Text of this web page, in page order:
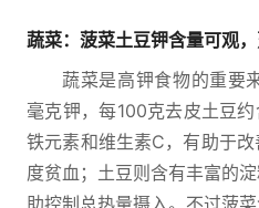
蔬菜：菠菜土豆钾含量可观
蔬菜是高钾食物的重要
毫克钾，每100克去皮土豆
铁元素和维生素C，有助于
度贫血；土豆则含有丰富的
助控制总热量摄入。不过菠